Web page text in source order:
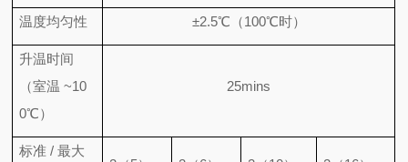
温度均匀性 ±2.5℃ （100℃时）
升温时间
（室温 ~10
0℃）
25mins
标准 /最大